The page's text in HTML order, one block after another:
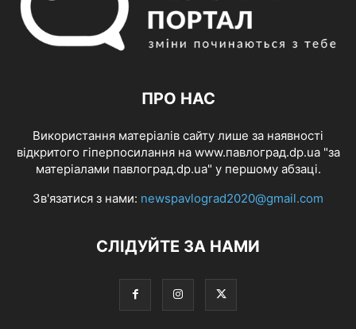
ПРО НАС
Використання матеріалів сайту лише за наявності
відкритого гіперпосилання на www.павлоград.dp.ua "за
матеріалами павлоград.dp.ua" у першому абзаці.
Зв'язатися з нами: newspavlograd2020@gmail.com
СЛІДУЙТЕ ЗА НАМИ